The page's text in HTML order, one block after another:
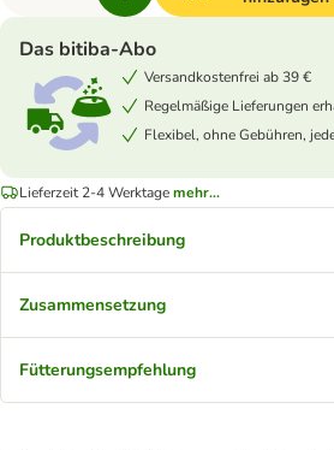
Das bitiba-Abo
Versandkostenfrei ab 39 €
Regelmäßige Lieferungen
Flexibel, ohne Gebühren,
Lieferzeit 2-4 Werktagemehr...
Produktbeschreibung
Zusammensetzung
Fütterungsempfehlung